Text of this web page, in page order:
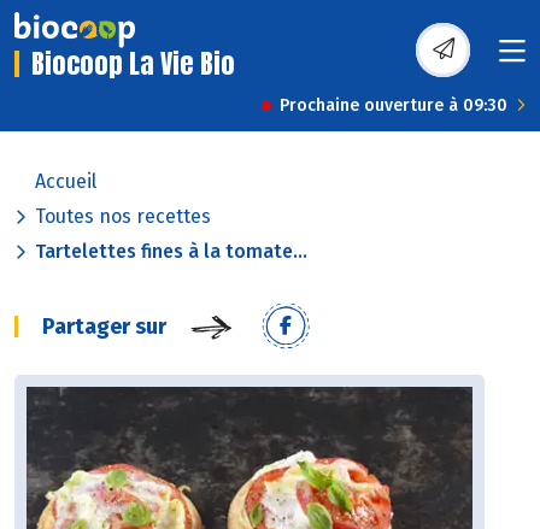
Biocoop La Vie Bio
Prochaine ouverture à 09:30
Accueil
Toutes nos recettes
Tartelettes fines à la tomate...
Partager sur